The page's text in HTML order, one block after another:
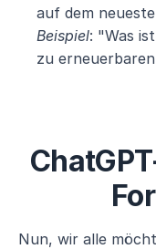
auf dem
Beispiel: "Was
zu
Nun, wir alle